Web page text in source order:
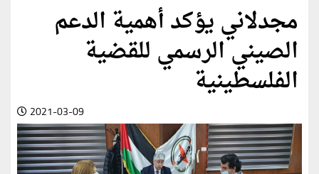
مجدلاني يؤكد أهمية الدعم
الصيني الرسمي للقضية
الفلسطينية
2021-03-09